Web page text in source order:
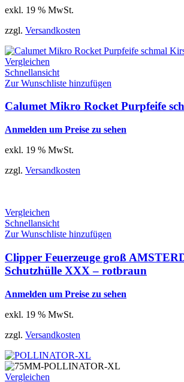
exkl. 19 % MwSt.
zzgl. Versandkosten
Vergleichen
Schnellansicht
Zur Wunschliste hinzufügen
Calumet Mikro Rocket Purpfeife
Anmelden um Preise zu sehen
exkl. 19 % MwSt.
zzgl. Versandkosten
Vergleichen
Schnellansicht
Zur Wunschliste hinzufügen
Clipper Feuerzeuge groß
Schutzhülle XXX – rotbraun
Anmelden um Preise zu sehen
exkl. 19 % MwSt.
zzgl. Versandkosten
Vergleichen